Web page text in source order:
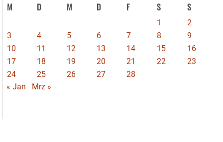
M D M D F S S
1
2
3
4 5 6 7 8
9
10
11 12 13 14 15
16
17
18 19 20 21 22
23
24
25 26 27
28
« Jan
Mrz »